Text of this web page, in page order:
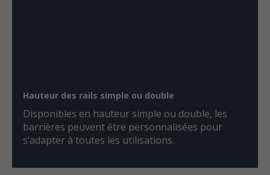
Hauteur des rails simple ou double
Disponibles en hauteur simple ou double, les
barrières peuvent être personnalisées pour
s’adapter à toutes les utilisations.